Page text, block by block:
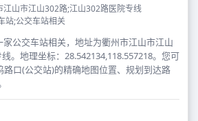
江山市江山302路;江山302路医院专线
站;公交车站相关
公交车站相关，地址为衢州市江山市江山
。地理坐标：28.542134,118.557218。您可
口(公交站)的精确地图位置、规划到达路